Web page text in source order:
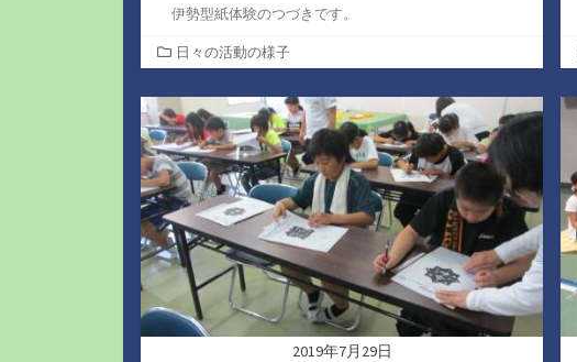
伊勢型紙体験のつづきです。
カ
テ
ゴ
リ
ー
日々の活動の様子
2019年7月29日